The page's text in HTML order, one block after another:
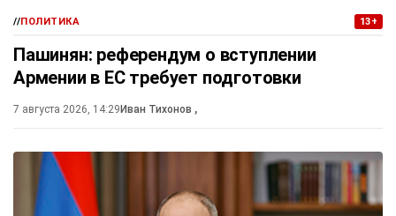
//ПОЛИТИКА 13+
Пашинян: референдум о вступлении
Армении в ЕС требует подготовки
7 августа 2026, 14:29Иван Тихонов ,